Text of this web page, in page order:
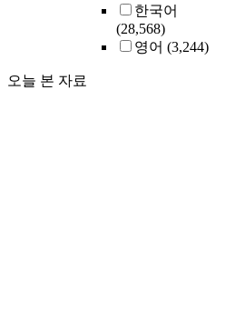
한국어
(28,568)
영어 (3,244)
오늘 본 자료